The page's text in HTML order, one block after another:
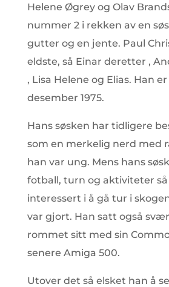
Helene Øgrey og Olav
nummer 2 i rekken av en
gutter og en jente. Paul
eldste, så Einar deretter ,
, Lisa Helene og Elias. Han
desember 1975.
Hans søsken har tidligere
som en merkelig nerd med
han var ung. Mens hans
fotball, turn og aktiviteter
interessert i å gå tur i
var gjort. Han satt også
rommet sitt med sin
senere Amiga 500.
Utover det så elsket han å